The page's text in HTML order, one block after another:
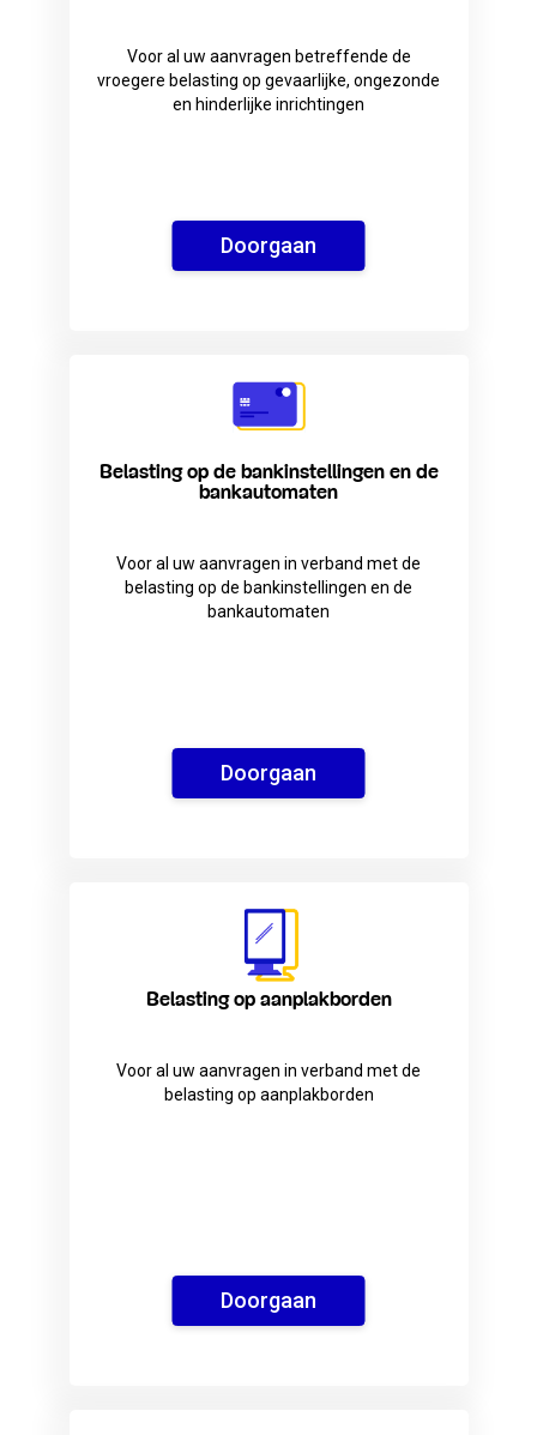
Voor al uw aanvragen betreffende de
vroegere belasting op gevaarlijke, ongezonde
en hinderlijke inrichtingen
Doorgaan
Belasting op de bankinstellingen en de
bankautomaten
Voor al uw aanvragen in verband met de
belasting op de bankinstellingen en de
bankautomaten
Doorgaan
Belasting op aanplakborden
Voor al uw aanvragen in verband met de
belasting op aanplakborden
Doorgaan